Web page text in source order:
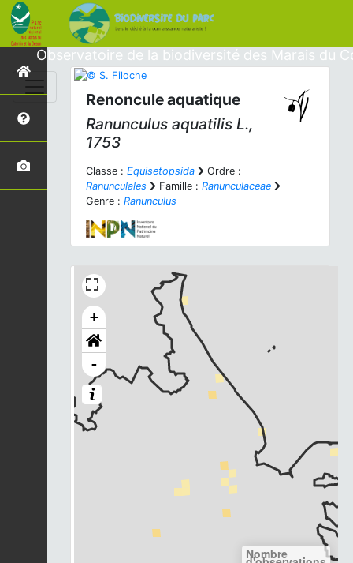
Observatoire de la biodiversité des Marais du
Renoncule aquatique
Ranunculus aquatilis L.,
1753
Classe : Equisetopsida
Ordre :
Ranunculales
Famille : Ranunculaceae
Genre : Ranunculus
+
-
Nombre